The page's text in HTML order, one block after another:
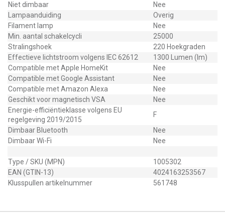
Niet dimbaar
Nee
Lampaanduiding
Overig
Filament lamp
Nee
Min. aantal schakelcycli
25000
Stralingshoek
220 Hoekgraden
Effectieve lichtstroom volgens IEC 62612
1300 Lumen (lm)
Compatible met Apple HomeKit
Nee
Compatible met Google Assistant
Nee
Compatible met Amazon Alexa
Nee
Geschikt voor magnetisch VSA
Nee
Energie-efficiëntieklasse volgens EU
regelgeving 2019/2015
F
Dimbaar Bluetooth
Nee
Dimbaar Wi-Fi
Nee
Type / SKU (MPN)
1005302
EAN (GTIN-13)
4024163253567
Klusspullen artikelnummer
561748